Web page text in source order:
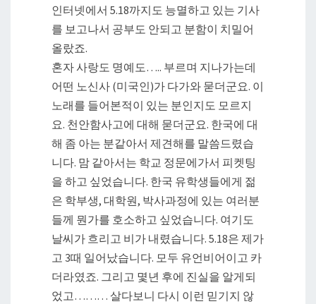
인터넷에서 5.18까지도 능멸하고 있는 기사
를 보고나서 공부도 안되고 분함이 치밀어
올랐죠.
혼자 사랑도 명예도….. 부르며 지나가는데
어떤 노신사 (미국인)가 다가와 묻더군요. 이
노래를 들어본적이 있는 분인지도 모르지
요. 천안함사고에 대해 묻더군요. 한국에 대
해 좀 아는 분같아서 제견해를 말씀드렸습
니다. 맘 같아서는 학교 정문에가서 피켓팅
을 하고 싶었습니다. 한국 유학생들에게 젊
은 학부생, 대학원, 박사과정에 있는 여러분
들께 뭔가를 호소하고 싶었습니다. 여기도
날씨가 흐리고 비가 내렸습니다. 5.18은 제가
고 3때 일어났습니다. 모두 유언비어이고 카
더라였죠. 그리고 몇년 후에 진실을 알게되
었고……… 살다보니 다시 이런 믿기지 않